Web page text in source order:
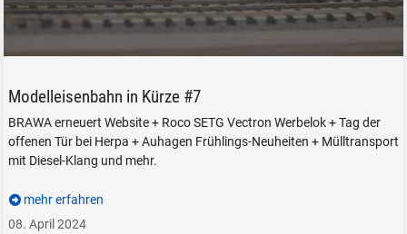
Modelleisenbahn in Kürze #7
BRAWA erneuert Website + Roco SETG Vectron Werbelok + Tag der
offenen Tür bei Herpa + Auhagen Frühlings-Neuheiten + Mülltransport
mit Diesel-Klang und mehr.
mehr erfahren
08. April 2024